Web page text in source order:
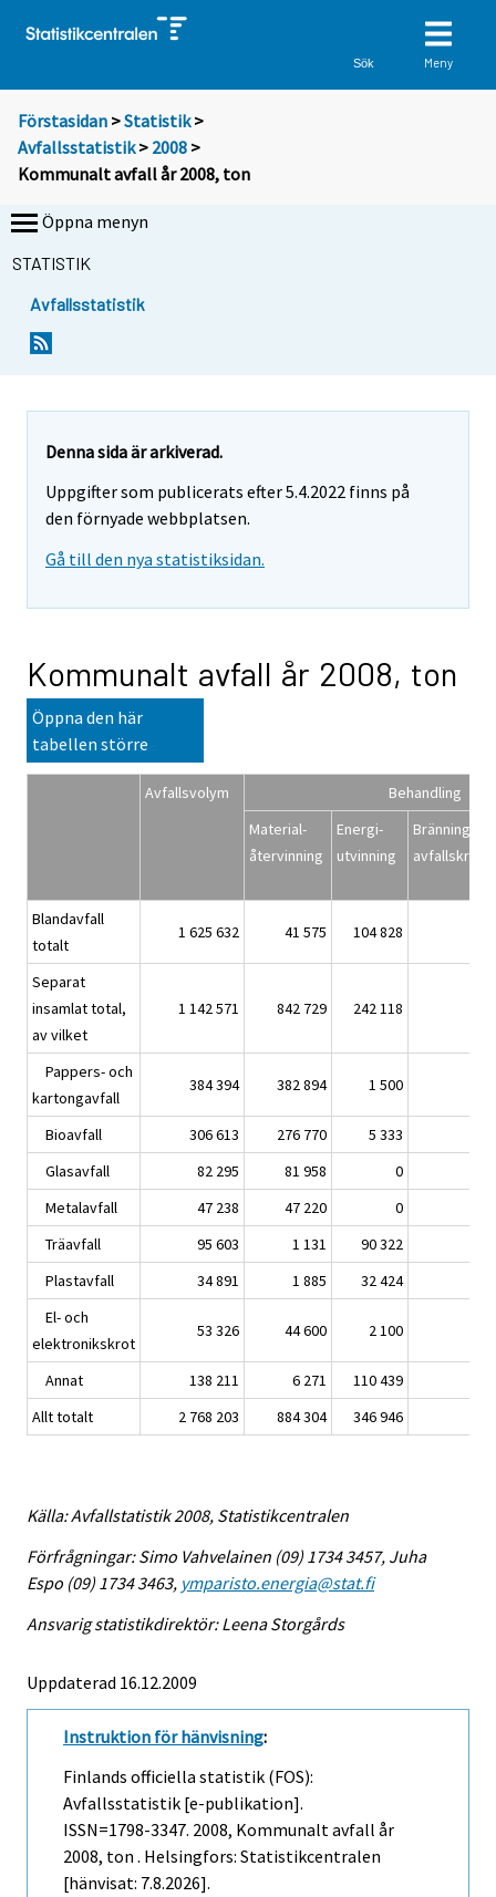
Sök Meny
Förstasidan >Statistik >
Avfallsstatistik> 2008 >
Kommunalt avfall år 2008, ton
Öppna menyn
STATISTIK
Avfallsstatistik
Denna sida är arkiverad.
Uppgifter som publicerats efter 5.4.2022 finns på
den förnyade webbplatsen.
Gå till den nya statistiksidan.
Kommunalt avfall år 2008, ton
Öppna den här
tabellen större
Avfallsvolym
Behandling
Material-
återvinning
Energi-
utvinning
Bränning i
Blandavfall
totalt
1 625 632 41 575 104 828
Separat
insamlat total,
av vilket
1 142 571 842 729 242 118
Pappers- och
kartongavfall
384 394 382 894 1 500
Bioavfall 306 613 276 770
5 333
Glasavfall
82 295 81 958
0
Metalavfall
47 238 47 220
0
Träavfall
95 603 1 131 90 322
Plastavfall
34 891 1 885
32 424
El- och
elektronikskrot
53 326 44 600 2 100
Annat 138 211 6 271 110 439
Allt totalt
2 768 203 884 304 346 946
Källa: Avfallstatistik 2008, Statistikcentralen
Förfrågningar: Simo Vahvelainen (09) 1734 3457, Juha
Espo (09) 1734 3463, ymparisto.energia@stat.fi
Ansvarig statistikdirektör: Leena Storgårds
Uppdaterad 16.12.2009
Instruktion för hänvisning:
Finlands officiella statistik (FOS):
Avfallsstatistik [e-publikation].
ISSN=1798-3347. 2008, Kommunalt avfall år
2008, ton . Helsingfors: Statistikcentralen
[hänvisat: 7.8.2026].